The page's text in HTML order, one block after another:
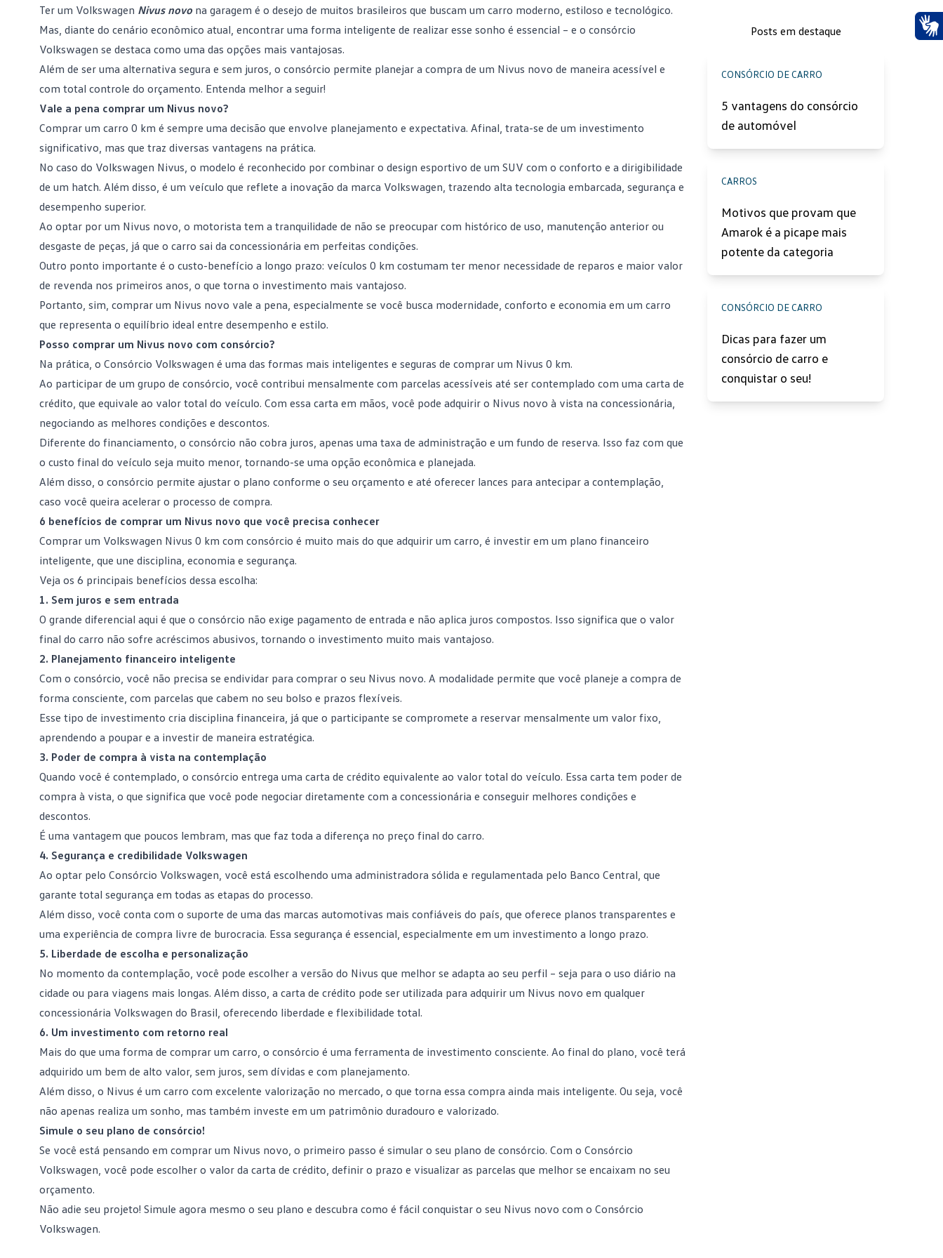
Ter um Volkswagen Nivus novona garagem é o desejo de muitos brasileiros que buscam um carro moderno, estiloso e tecnológico.
Mas, diante do cenário econômico atual, encontrar uma forma inteligente de realizar esse sonho é essencial – e o consórcio
Volkswagen se destaca como uma das opções mais vantajosas.
Além de ser uma alternativa segura e sem juros, o consórcio permite planejar a compra de um Nivus novo de maneira acessível e
com total controle do orçamento. Entenda melhor a seguir!
Vale a pena comprar um Nivus novo?
Comprar um carro 0 km é sempre uma decisão que envolve planejamento e expectativa. Afinal, trata-se de um investimento
significativo, mas que traz diversas vantagens na prática.
No caso do Volkswagen Nivus, o modelo é reconhecido por combinar o design esportivo de um SUV com o conforto e a dirigibilidade
de um hatch. Além disso, é um veículo que reflete a inovação da marca Volkswagen, trazendo alta tecnologia embarcada, segurança e
desempenho superior.
Ao optar por um Nivus novo, o motorista tem a tranquilidade de não se preocupar com histórico de uso, manutenção anterior ou
desgaste de peças, já que o carro sai da concessionária em perfeitas condições.
Outro ponto importante é o custo-benefício a longo prazo: veículos 0 km costumam ter menor necessidade de reparos e maior valor
de revenda nos primeiros anos, o que torna o investimento mais vantajoso.
Portanto, sim, comprar um Nivus novo vale a pena, especialmente se você busca modernidade, conforto e economia em um carro
que representa o equilíbrio ideal entre desempenho e estilo.
Posso comprar um Nivus novo com consórcio?
Na prática, o Consórcio Volkswagen é uma das formas mais inteligentes e seguras de comprar um Nivus 0 km.
Ao participar de um grupo de consórcio, você contribui mensalmente com parcelas acessíveis até ser contemplado com uma carta de
crédito, que equivale ao valor total do veículo. Com essa carta em mãos, você pode adquirir o Nivus novo à vista na concessionária,
negociando as melhores condições e descontos.
Diferente do financiamento, o consórcio não cobra juros, apenas uma taxa de administração e um fundo de reserva. Isso faz com que
o custo final do veículo seja muito menor, tornando-se uma opção econômica e planejada.
Além disso, o consórcio permite ajustar o plano conforme o seu orçamento e até oferecer lances para antecipar a contemplação,
caso você queira acelerar o processo de compra.
6 benefícios de comprar um Nivus novo que você precisa conhecer
Comprar um Volkswagen Nivus 0 km com consórcio é muito mais do que adquirir um carro, é investir em um plano financeiro
inteligente, que une disciplina, economia e segurança.
Veja os 6 principais benefícios dessa escolha:
1. Sem juros e sem entrada
O grande diferencial aqui é que o consórcio não exige pagamento de entrada e não aplica juros compostos. Isso significa que o valor
final do carro não sofre acréscimos abusivos, tornando o investimento muito mais vantajoso.
2. Planejamento financeiro inteligente
Com o consórcio, você não precisa se endividar para comprar o seu Nivus novo. A modalidade permite que você planeje a compra de
forma consciente, com parcelas que cabem no seu bolso e prazos flexíveis.
Esse tipo de investimento cria disciplina financeira, já que o participante se compromete a reservar mensalmente um valor fixo,
aprendendo a poupar e a investir de maneira estratégica.
3. Poder de compra à vista na contemplação
Quando você é contemplado, o consórcio entrega uma carta de crédito equivalente ao valor total do veículo. Essa carta tem poder de
compra à vista, o que significa que você pode negociar diretamente com a concessionária e conseguir melhores condições e
descontos.
É uma vantagem que poucos lembram, mas que faz toda a diferença no preço final do carro.
4. Segurança e credibilidade Volkswagen
Ao optar pelo Consórcio Volkswagen, você está escolhendo uma administradora sólida e regulamentada pelo Banco Central, que
garante total segurança em todas as etapas do processo.
Além disso, você conta com o suporte de uma das marcas automotivas mais confiáveis do país, que oferece planos transparentes e
uma experiência de compra livre de burocracia. Essa segurança é essencial, especialmente em um investimento a longo prazo.
5. Liberdade de escolha e personalização
No momento da contemplação, você pode escolher a versão do Nivus que melhor se adapta ao seu perfil – seja para o uso diário na
cidade ou para viagens mais longas. Além disso, a carta de crédito pode ser utilizada para adquirir um Nivus novo em qualquer
concessionária Volkswagen do Brasil, oferecendo liberdade e flexibilidade total.
6. Um investimento com retorno real
Mais do que uma forma de comprar um carro, o consórcio é uma ferramenta de investimento consciente. Ao final do plano, você terá
adquirido um bem de alto valor, sem juros, sem dívidas e com planejamento.
Além disso, o Nivus é um carro com excelente valorização no mercado, o que torna essa compra ainda mais inteligente. Ou seja, você
não apenas realiza um sonho, mas também investe em um patrimônio duradouro e valorizado.
Simule o seu plano de consórcio!
Se você está pensando em comprar um Nivus novo, o primeiro passo é simular o seu plano de consórcio. Com o Consórcio
Volkswagen, você pode escolher o valor da carta de crédito, definir o prazo e visualizar as parcelas que melhor se encaixam no seu
orçamento.
Não adie seu projeto! Simule agora mesmo o seu plano e descubra como é fácil conquistar o seu Nivus novo com o Consórcio
Volkswagen.
Posts em destaque
CONSÓRCIO DE CARRO
5 vantagens do consórcio
de automóvel
CARROS
Motivos que provam que
Amarok é a picape mais
potente da categoria
CONSÓRCIO DE CARRO
Dicas para fazer um
consórcio de carro e
conquistar o seu!